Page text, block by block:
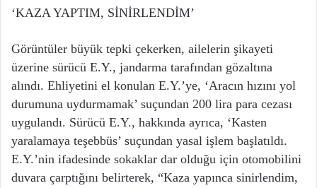
‘KAZA YAPTIM, SİNİRLENDİM’
Görüntüler büyük tepki çekerken, ailelerin şikayeti
üzerine sürücü E.Y., jandarma tarafından gözaltına
alındı. Ehliyetini el konulan E.Y.’ye, ‘Aracın hızını yol
durumuna uydurmamak’ suçundan 200 lira para cezası
uygulandı. Sürücü E.Y., hakkında ayrıca, ‘Kasten
yaralamaya teşebbüs’ suçundan yasal işlem başlatıldı.
E.Y.’nin ifadesinde sokaklar dar olduğu için otomobilini
duvara çarptığını belirterek, “Kaza yapınca sinirlendim,